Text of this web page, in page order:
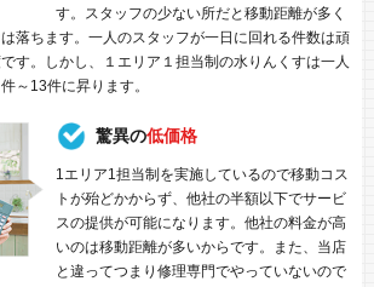
す。スタッフの少ない所だと移動距離が多く
落ちます。一人のスタッフが一日に回れる件数は頑
す。しかし、１エリア１担当制の水りんくすは一人
～13件に昇ります。
驚異の低価格
1エリア1担当制を実施しているので移動コス
トが殆どかからず、他社の半額以下でサービ
スの提供が可能になります。他社の料金が高
いのは移動距離が多いからです。また、当店
と違ってつまり修理専門でやっていないので